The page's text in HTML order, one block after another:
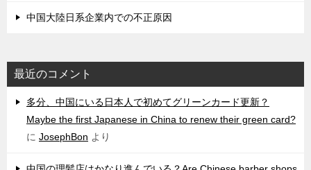
中国大陸日系企業内での不正原因
最近のコメント
多分、中国にいる日本人で初めてグリーンカード更新？
Maybe the first Japanese in China to renew their green card?
に JosephBon より